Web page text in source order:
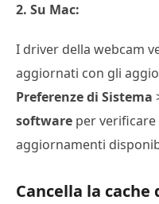
2. Su Mac:
I driver della webcam
aggiornati con gli
Preferenze di Sistema
software per verificare
aggiornamenti
Cancella la